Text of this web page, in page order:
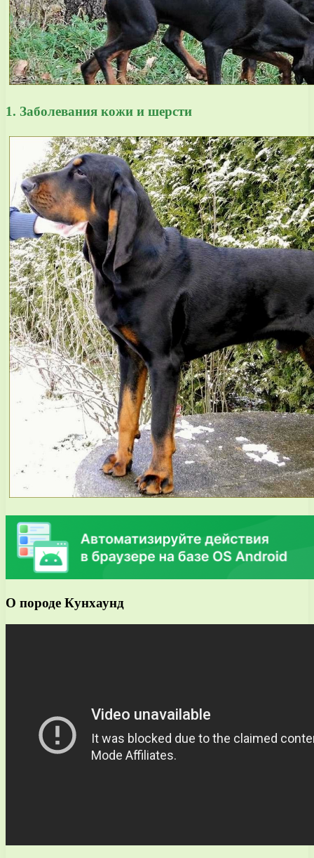
1. Заболевания кожи и шерсти
О породе Кунхаунд